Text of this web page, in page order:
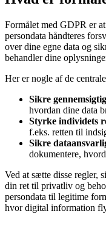
Formålet med GDPR er
persondata håndteres
over dine egne data og
behandler dine
Her er nogle af de
Sikre
hvordan dine data
Styrke individets
f.eks. retten til
Sikre
dokumentere,
Ved at sætte disse regler,
din ret til privatliv og
persondata til legitime
hvor digital information